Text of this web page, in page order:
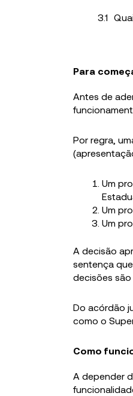
Para
Antes de
Por regra,
Um
Um
Um
A decisão
sentença
decisões
Do acórdão
como o
Como
A depender